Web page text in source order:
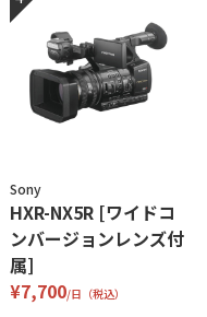
Sony
HXR-NX5R [ワイドコ
ンバージョンレンズ付
属]
¥7,700/日（税込）